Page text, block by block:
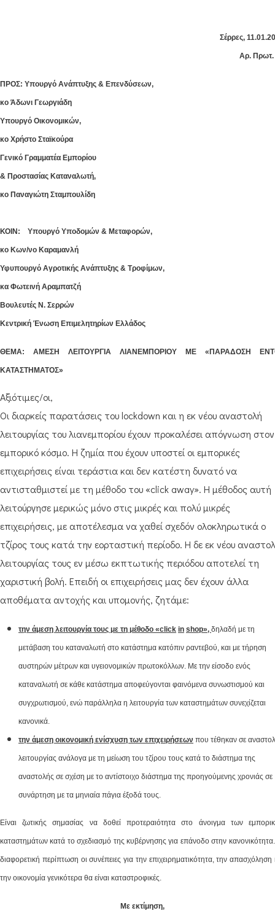
Σέρρες,
Αρ. Πρωτ.
ΠΡΟΣ: Υπουργό Ανάπτυξης & Επενδύσεων,
κο Άδωνι Γεωργιάδη
Υπουργό Οικονομικών,
κο Χρήστο Σταϊκούρα
Γενικό Γραμματέα Εμπορίου
& Προστασίας Καταναλωτή,
κο Παναγιώτη Σταμπουλίδη
ΚΟΙΝ: Υπουργό Υποδομών & Μεταφορών,
κο Κων/νο Καραμανλή
Υφυπουργό Αγροτικής Ανάπτυξης & Τροφίμων,
κα Φωτεινή Αραμπατζή
Βουλευτές Ν. Σερρών
Κεντρική Ένωση Επιμελητηρίων Ελλάδος
ΘΕΜΑ: ΑΜΕΣΗ ΛΕΙΤΟΥΡΓΙΑ ΛΙΑΝΕΜΠΟΡΙΟΥ ΜΕ «ΠΑΡΑΔΟΣΗ
ΚΑΤΑΣΤΗΜΑΤΟΣ»
Αξιότιμες/οι,
Οι διαρκείς παρατάσεις του lockdown και η εκ νέου αναστολή
λειτουργίας του λιανεμπορίου έχουν προκαλέσει απόγνωση στον
εμπορικό κόσμο. Η ζημία που έχουν υποστεί οι εμπορικές
επιχειρήσεις είναι τεράστια και δεν κατέστη δυνατό να
αντισταθμιστεί με τη μέθοδο του «click away». Η μέθοδος αυτή
λειτούργησε μερικώς μόνο στις μικρές και πολύ μικρές
επιχειρήσεις, με αποτέλεσμα να χαθεί σχεδόν ολοκληρωτικά ο
τζίρος τους κατά την εορταστική περίοδο. Η δε εκ νέου
λειτουργίας τους εν μέσω εκπτωτικής περιόδου αποτελεί τη
χαριστική βολή. Επειδή οι επιχειρήσεις μας δεν έχουν άλλα
αποθέματα αντοχής και υπομονής, ζητάμε:
την άμεση λειτουργία τους με τη μέθοδο «click in shop», δηλαδή με τη
μετάβαση του καταναλωτή στο κατάστημα κατόπιν ραντεβού, και με τήρηση
αυστηρών μέτρων και υγειονομικών πρωτοκόλλων. Με την είσοδο ενός
καταναλωτή σε κάθε κατάστημα αποφεύγονται φαινόμενα συνωστισμού και
συγχρωτισμού, ενώ παράλληλα η λειτουργία των καταστημάτων συνεχίζεται
κανονικά.
την άμεση οικονομική ενίσχυση των επιχειρήσεων που τέθηκαν σε
λειτουργίας ανάλογα με τη μείωση του τζίρου τους κατά το διάστημα της
αναστολής σε σχέση με το αντίστοιχο διάστημα της προηγούμενης χρονιάς σε
συνάρτηση με τα μηνιαία πάγια έξοδά τους.
Είναι ζωτικής σημασίας να δοθεί προτεραιότητα στο άνοιγμα των
καταστημάτων κατά το σχεδιασμό της κυβέρνησης για επάνοδο στην
διαφορετική περίπτωση οι συνέπειες για την επιχειρηματικότητα, την απασχόληση
την οικονομία γενικότερα θα είναι καταστροφικές.
Με εκτίμηση,